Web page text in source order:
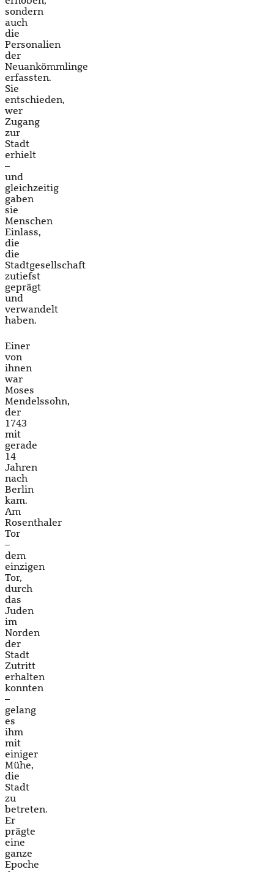
sondern
auch
die
Personalien
der
Neuankömmlinge
erfassten.
Sie
entschieden,
wer
Zugang
zur
Stadt
erhielt
–
und
gleichzeitig
gaben
sie
Menschen
Einlass,
die
die
Stadtgesellschaft
zutiefst
geprägt
und
verwandelt
haben.
Einer
von
ihnen
war
Moses
Mendelssohn,
der
1743
mit
gerade
14
Jahren
nach
Berlin
kam.
Am
Rosenthaler
Tor
–
dem
einzigen
Tor,
durch
das
Juden
im
Norden
der
Stadt
Zutritt
erhalten
konnten
–
gelang
es
ihm
mit
einiger
Mühe,
die
Stadt
zu
betreten.
Er
prägte
eine
ganze
Epoche